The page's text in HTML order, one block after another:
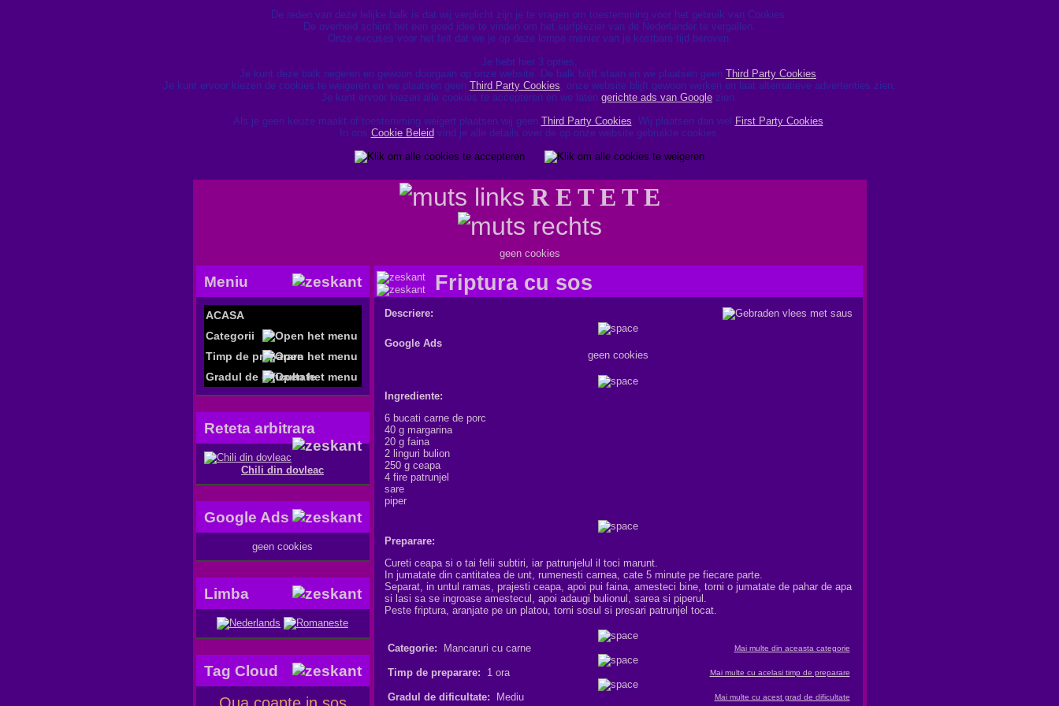
De reden van deze lelijke balk is dat wij verplicht zijn je te vragen om toestemming voor het gebruik van Cookies.
De overheid schijnt het een goed idee te vinden om het surfplezier van de Nederlander te vergallen.
Onze excuses voor het feit dat we je op deze lompe manier van je kostbare tijd beroven.
Je hebt hier 3 opties,
Je kunt deze balk negeren en gewoon doorgaan op onze website. De balk blijft staan en we plaatsen geen Third Party Cookies.
Je kunt ervoor kiezen de cookies te weigeren en we plaatsen geen Third Party Cookies, onze website blijft gewoon werken en laat alternatieve advertenties zien.
Je kunt ervoor kiezen alle cookies te accepteren en we laten gerichte ads van Google zien.
Als je geen keuze maakt of toestemming weigert plaatsen wij geen Third Party Cookies. Wij plaatsen dan wel First Party Cookies.
In ons Cookie Beleid vind je alle details over de op onze website gebruikte cookies.
R E T E T E
geen cookies
Meniu
ACASA
Categorii
Timp de preparare
Gradul de dificultate
Reteta arbitrara
Chili din dovleac
Google Ads
geen cookies
Limba
Tag Cloud
Friptura cu sos
Descriere:
Google Ads
geen cookies
Ingrediente:
6 bucati carne de porc
40 g margarina
20 g faina
2 linguri bulion
250 g ceapa
4 fire patrunjel
sare
piper
Preparare:
Cureti ceapa si o tai felii subtiri, iar patrunjelul il toci marunt.
In jumatate din cantitatea de unt, rumenesti carnea, cate 5 minute pe fiecare parte.
Separat, in untul ramas, prajesti ceapa, apoi pui faina, amesteci bine, torni o jumatate de pahar de apa
si lasi sa se ingroase amestecul, apoi adaugi bulionul, sarea si piperul.
Peste friptura, aranjate pe un platou, torni sosul si presari patrunjel tocat.
Categorie: Mancaruri cu carne Mai multe din aceasta categorie
Timp de preparare: 1 ora Mai multe cu acelasi timp de preparare
Gradul de dificultate: Mediu Mai multe cu acest grad de dificultate